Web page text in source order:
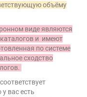
объёму
виде являются
и имеют
по системе
сходство
вас есть